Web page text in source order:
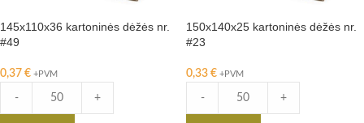
145x110x36 kartoninės dėžės nr.
#49
0,37 € +PVM
- +
150x140x25 kartoninės dėžės nr.
#23
0,33 € +PVM
- +